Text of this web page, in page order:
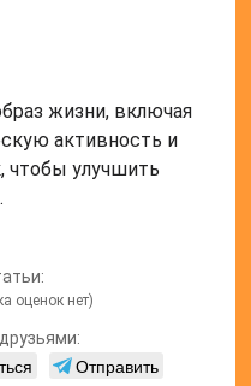
жизни, включая
активность и
чтобы улучшить
оценок нет)
Отправить